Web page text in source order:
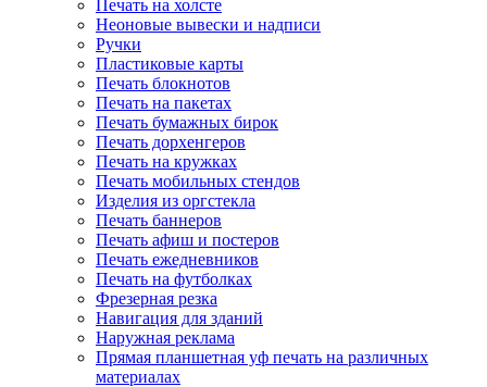
Печать на холсте
Неоновые вывески и надписи
Ручки
Пластиковые карты
Печать блокнотов
Печать на пакетах
Печать бумажных бирок
Печать дорхенгеров
Печать на кружках
Печать мобильных стендов
Изделия из оргстекла
Печать баннеров
Печать афиш и постеров
Печать ежедневников
Печать на футболках
Фрезерная резка
Навигация для зданий
Наружная реклама
Прямая планшетная уф печать на различных
материалах